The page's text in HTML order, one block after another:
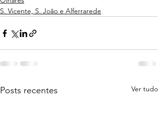
S. Vicente, S. João e Alferrarede
Posts recentes Ver tudo